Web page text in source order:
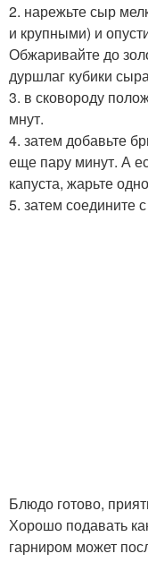
2. нарежьте сыр
и крупными) и
Обжаривайте до
дуршлаг кубики
3. в сковороду
мнут.
4. затем добавьте
еще пару минут. А
капуста, жарьте
5. затем соедините
Блюдо готово,
Хорошо подавать
гарниром может